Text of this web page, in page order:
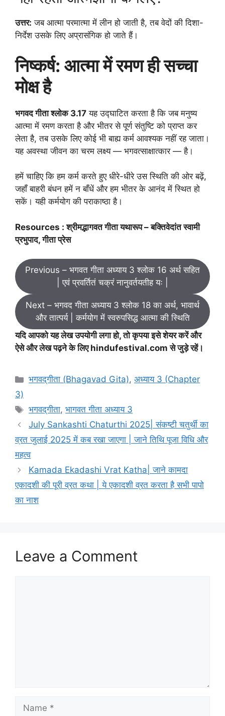
उत्तर: जब आत्मा परमात्मा में लीन हो जाती है, तब वेदों की दिशा-
निर्देश उसके लिए अप्रासंगिक हो जाते हैं।
निष्कर्ष: आत्मा में रमण ही सच्चा
मोक्ष है
भगवद गीता श्लोक 3.17 यह उद्घाटित करता है कि जब मनुष्य
आत्मा में रमण करता है और भीतर से पूर्ण संतुष्टि को प्राप्त कर
लेता है, तब उसके लिए कोई भी बाह्य कर्म आवश्यक नहीं रह जाता।
यह अवस्था जीवन का चरम लक्ष्य — भगवत्साक्षात्कार — है।
हमें चाहिए कि हम कर्म करते हुए धीरे-धीरे उस स्थिति की ओर बढ़ें,
जहाँ बाहरी बंधन हमें न बाँधें और हम भीतर के आनंद में स्थित हो
सकें। यही कर्मयोग की पराकाष्ठा है।
Resources : श्रीमद्भागवत गीता यथारूप – बक्तिवेदांत स्वामी
प्रभुपाद, गीता प्रेस
Previous – भगवत गीता अध्याय 3 श्लोक 16 अर्थ सहित
| एवं प्रवर्तितं चक्रं नानुवर्तयतीह यः |
Next – भगवद गीता अध्याय 3 श्लोक 18 का अर्थ, भावार्थ
और तात्पर्य | कर्मयोग में स्वरुपसिद्ध आत्मा की स्थिति
यदि आपको यह लेख उपयोगी लगा हो, तो कृपया इसे शेयर करें और
ऐसे और लेख पढ़ने के लिए hindufestival.com से जुड़े रहें।
C
e
g
o
r
i
s
भगवद्‌गीता (Bhagavad Gita),अध्याय 3 (Chapter
3)
T
a
s
भगवद्‌गीता,भागवत गीता अध्याय 3
July Sankashti Chaturthi 2025| संकष्टी चतुर्थी का
व्रत जुलाई 2025 में कब रखा जाएगा | जाने तिथि पूजा विधि और
महत्व
Kamada Ekadashi Vrat Katha| जाने कामदा
एकादशी की पूरी व्रत कथा | ये एकादशी व्रत करता है सभी पापो
का नाश
Leave a Comment